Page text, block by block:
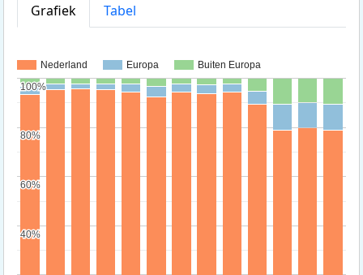
Grafiek
Tabel
Nederland Europa Buiten Europa
40%
40%
60%
60%
80%
80%
100%
100%